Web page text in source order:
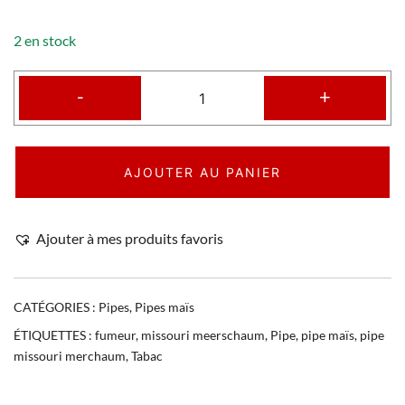
2 en stock
- +
AJOUTER AU PANIER
Ajouter à mes produits favoris
CATÉGORIES : Pipes, Pipes maïs
ÉTIQUETTES : fumeur, missouri meerschaum, Pipe, pipe maïs, pipe
missouri merchaum,Tabac